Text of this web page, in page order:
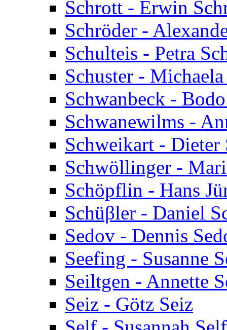
Schrott - Erwin
Schröder -
Schulteis - Petra
Schuster -
Schwanbeck -
Schwanewilms -
Schweikart - Dieter
Schwöllinger -
Schöpflin - Hans
Schüβler - Daniel
Sedov - Dennis
Seefing - Susanne
Seiltgen - Annette
Seiz - Götz Seiz